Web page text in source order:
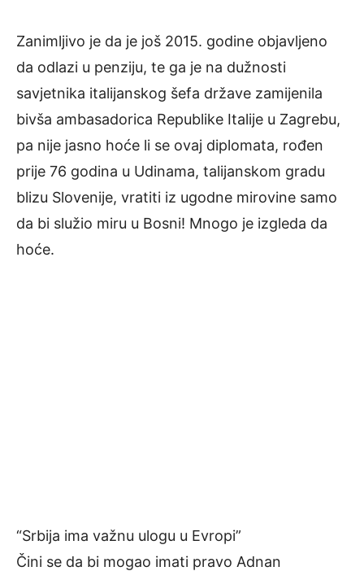
Zanimljivo je da je još 2015. godine objavljeno
da odlazi u penziju, te ga je na dužnosti
savjetnika italijanskog šefa države zamijenila
bivša ambasadorica Republike Italije u Zagrebu,
pa nije jasno hoće li se ovaj diplomata, rođen
prije 76 godina u Udinama, talijanskom gradu
blizu Slovenije, vratiti iz ugodne mirovine samo
da bi služio miru u Bosni! Mnogo je izgleda da
hoće.
“Srbija ima važnu ulogu u Evropi”
Čini se da bi mogao imati pravo Adnan